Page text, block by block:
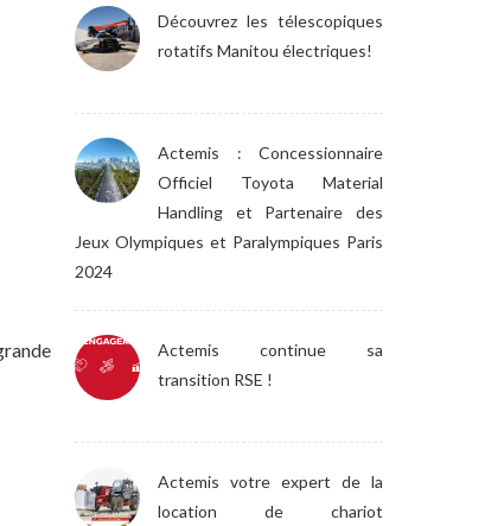
Découvrez les télescopiques
rotatifs Manitou électriques!
Actemis : Concessionnaire
Officiel Toyota Material
Handling et Partenaire des
Jeux Olympiques et Paralympiques Paris
2024
Actemis continue sa
transition RSE !
Actemis votre expert de la
location de chariot